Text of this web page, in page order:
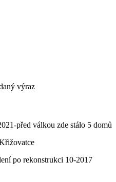
výraz
před válkou zde stálo 5 domů
po rekonstrukci 10-2017